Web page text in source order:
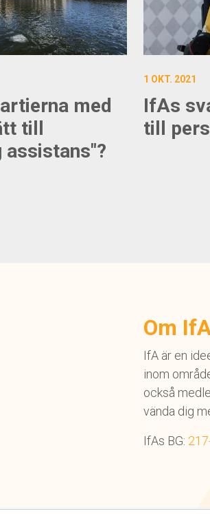
med
till
assistans"?
1 OKT. 2021
IfAs
till
Om
IfA är en
inom
också
vända dig
IfAs BG: